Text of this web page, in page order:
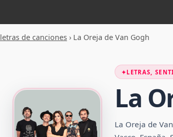
letras de canciones › La Oreja de Van Gogh
✦LETRAS,
La
La Oreja de